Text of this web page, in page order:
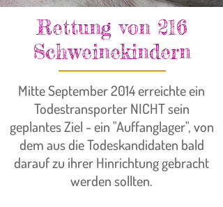
Rettung von 216
Schweinekindern
Mitte September 2014 erreichte ein
Todestransporter NICHT sein
geplantes Ziel - ein "Auffanglager", von
dem aus die Todeskandidaten bald
darauf zu ihrer Hinrichtung gebracht
werden sollten.